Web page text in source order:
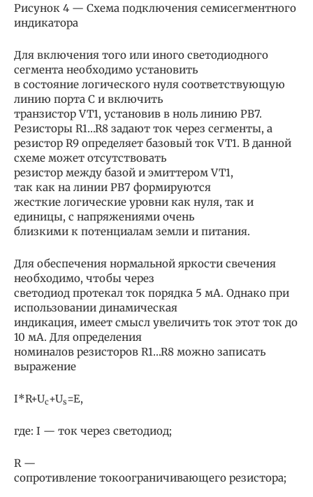
Рисунок 4 — Схема подключения семисегментного
индикатора
Для включения того или иного светодиодного
сегмента необходимо установить
в состояние логического нуля соответствующую
линию порта С и включить
транзистор VT1, установив в ноль линию РВ7.
Резисторы R1…R8 задают ток через сегменты, а
резистор R9 определяет базовый ток VT1. В данной
схеме может отсутствовать
резистор между базой и эмиттером VT1,
так как на линии PB7 формируются
жесткие логические уровни как нуля, так и
единицы, с напряжениями очень
близкими к потенциалам земли и питания.
Для обеспечения нормальной яркости свечения
необходимо, чтобы через
светодиод протекал ток порядка 5 мА. Однако при
использовании динамическая
индикация, имеет смысл увеличить ток этот ток до
10 мА. Для определения
номиналов резисторов R1…R8 можно записать
выражение
I*R+Uc+Us=E,
где: I — ток через светодиод;
R —
сопротивление токоограничивающего резистора;